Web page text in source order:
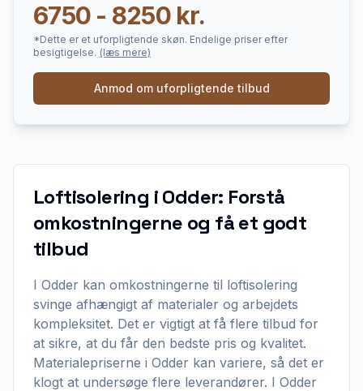
6750 - 8250 kr.
*Dette er et uforpligtende skøn. Endelige priser efter
besigtigelse. (læs mere)
Anmod om uforpligtende tilbud
Loftisolering i Odder: Forstå
omkostningerne og få et godt
tilbud
I Odder kan omkostningerne til loftisolering
svinge afhængigt af materialer og arbejdets
kompleksitet. Det er vigtigt at få flere tilbud for
at sikre, at du får den bedste pris og kvalitet.
Materialepriserne i Odder kan variere, så det er
klogt at undersøge flere leverandører. I Odder